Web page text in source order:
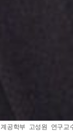
공학부 고성원 연구